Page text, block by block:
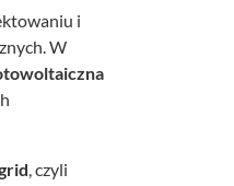
i
W
, czyli